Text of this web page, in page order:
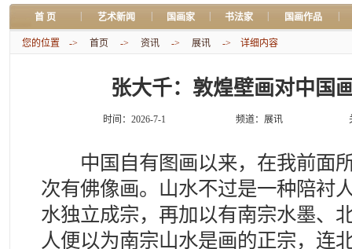
首 页 艺术新闻 国画家 书法家 国画作品
您的位置 -> 首页 -> 资讯 -> 展讯 -> 详细内容
张大千：敦煌壁画对中国
时间：2026-7-1 频道： 展讯
中国自有图画以来，在我前面
次有佛像画。山水不过是一种陪衬
水独立成宗，再加以有南宗水墨、
人便以为南宗山水是画的正宗，连